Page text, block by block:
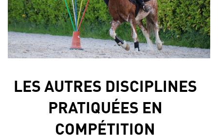
LES AUTRES DISCIPLINES
PRATIQUÉES EN
COMPÉTITION